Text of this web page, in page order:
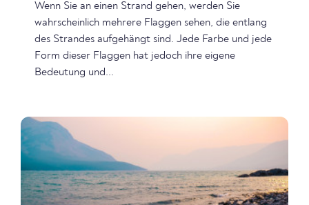
Wenn Sie an einen Strand gehen, werden Sie
wahrscheinlich mehrere Flaggen sehen, die entlang
des Strandes aufgehängt sind. Jede Farbe und jede
Form dieser Flaggen hat jedoch ihre eigene
Bedeutung und...